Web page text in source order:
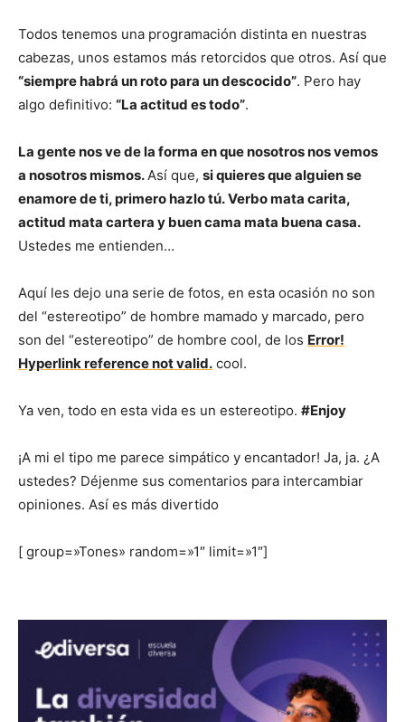
Todos tenemos una programación distinta en nuestras
cabezas, unos estamos más retorcidos que otros. Así que
“siempre habrá un roto para un descocido”. Pero hay
algo definitivo: “La actitud es todo”.
La gente nos ve de la forma en que nosotros nos vemos
a nosotros mismos.Así que, si quieres que alguien se
enamore de ti, primero hazlo tú.Verbo mata carita,
actitud mata cartera y buen cama mata buena casa.
Ustedes me entienden…
Aquí les dejo una serie de fotos, en esta ocasión no son
del “estereotipo” de hombre mamado y marcado, pero
son del “estereotipo” de hombre cool, de los Error!
Hyperlink reference not valid. cool.
Ya ven, todo en esta vida es un estereotipo. #Enjoy
¡A mi el tipo me parece simpático y encantador! Ja, ja. ¿A
ustedes? Déjenme sus comentarios para intercambiar
opiniones. Así es más divertido
[ group=»Tones» random=»1″ limit=»1″]